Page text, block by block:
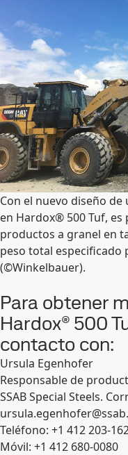
Con el nuevo diseño
en Hardox® 500 Tuf,
productos a granel en
peso total especificado
(©Winkelbauer).
Para obtener
Hardox® 500
contacto con:
Ursula Egenhofer
Responsable de
SSAB Special Steels.
Teléfono: +1 412 203-
Móvil: +1 412 680-0080